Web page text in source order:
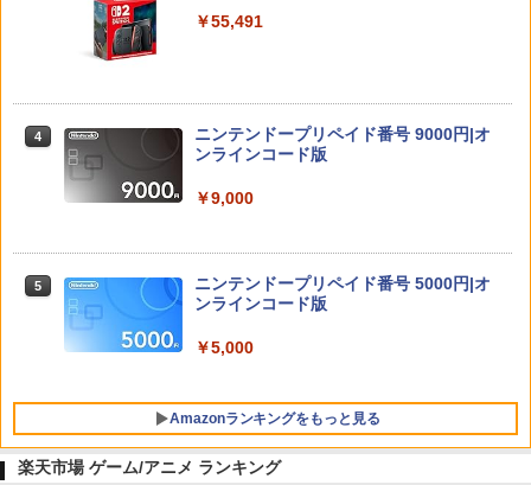
￥55,491
4
ニンテンドープリペイド番号 9000円|オ
ンラインコード版
￥9,000
5
ニンテンドープリペイド番号 5000円|オ
ンラインコード版
￥5,000
Amazonランキングをもっと見る
楽天市場 ゲーム/アニメ ランキング